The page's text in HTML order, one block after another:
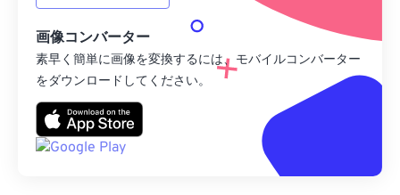
画像コンバーター
素早く簡単に画像を変換するには、モバイルコンバーター
をダウンロードしてください。